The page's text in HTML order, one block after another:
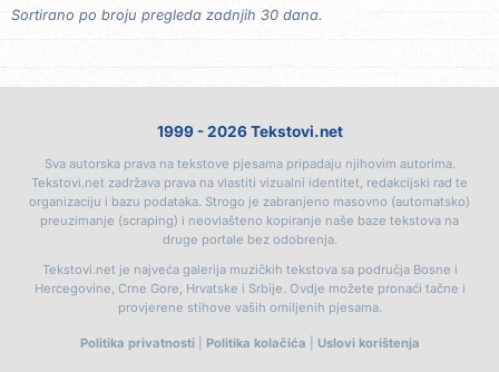
21. Azra Husarkić Omađijana
Oče i majko
25. Azra Husarkić Malo ja, malo ti 06.08
26. Alen Hasanović Fanatik 05.08
27. Husnija Mešaljić - Hule
28. In Vivo Brunello 05.08
10. Halid Bešlić Ljiljani
Rekla si mi
14. Karlo! Mon amour 6 405
15. Vesna Zmijanac Ovo u grudima 6 354
16. Džej Ramadanovski Ova mačka do mene
17. Amira Medunjanin Pjevat ćemo šta nam srce zna 5 898
Sortirano po broju pregleda zadnjih 30 dana.
1999 - 2026 Tekstovi.net
Sva autorska prava na tekstove pjesama pripadaju njihovim autorima.
Tekstovi.net zadržava prava na vlastiti vizualni identitet, redakcijski rad te
organizaciju i bazu podataka. Strogo je zabranjeno masovno (automatsko)
preuzimanje (scraping) i neovlašteno kopiranje naše baze tekstova na
druge portale bez odobrenja.
Tekstovi.net je najveća galerija muzičkih tekstova sa područja Bosne i
Hercegovine, Crne Gore, Hrvatske i Srbije. Ovdje možete pronaći tačne i
provjerene stihove vaših omiljenih pjesama.
Politika privatnosti| Politika kolačića Uslovi korištenja